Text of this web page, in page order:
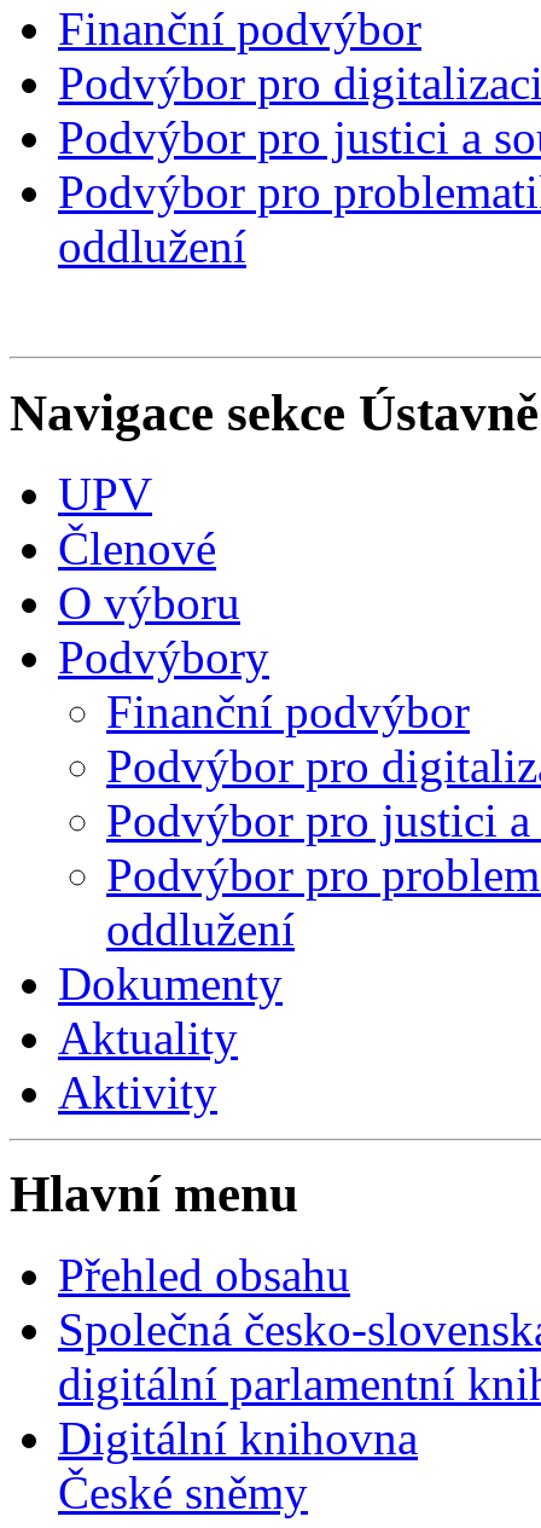
Finanční podvýbor
Podvýbor pro
Podvýbor pro justici a
Podvýbor pro
oddlužení
Navigace sekce
UPV
Členové
O výboru
Podvýbory
Finanční podvýbor
Podvýbor pro
Podvýbor pro justici a
Podvýbor pro
oddlužení
Dokumenty
Aktuality
Aktivity
Hlavní menu
Přehled obsahu
Společná česko-
digitální parlamentní
Digitální knihovna
České sněmy